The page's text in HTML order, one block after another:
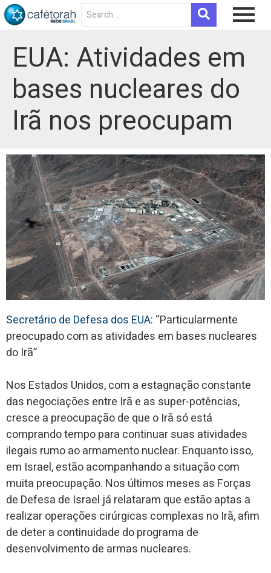
EUA: Atividades em
bases nucleares do
Irã nos preocupam
Secretário de Defesa dos EUA: “Particularmente
preocupado com as atividades em bases nucleares
do Irã”
Nos Estados Unidos, com a estagnação constante
das negociações entre Irã e as super-potências,
cresce a preocupação de que o Irã só está
comprando tempo para continuar suas atividades
ilegais rumo ao armamento nuclear. Enquanto isso,
em Israel, estão acompanhando a situação com
muita preocupação. Nos últimos meses as Forças
de Defesa de Israel já relataram que estão aptas a
realizar operações cirúrgicas complexas no Irã, afim
de deter a continuidade do programa de
desenvolvimento de armas nucleares.